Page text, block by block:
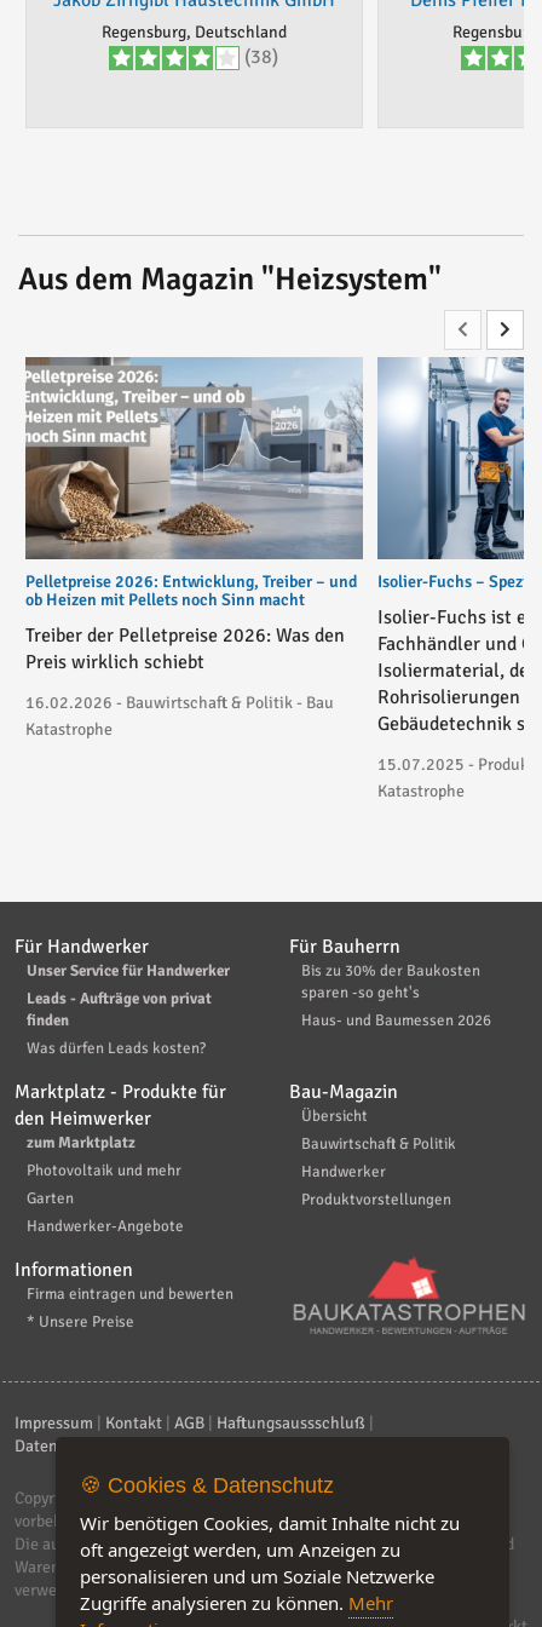
Regensburg, Deutschland
(38)
Aus dem Magazin "Heizsystem"
Pelletpreise 2026: Entwicklung, Treiber – und
ob Heizen mit Pellets noch Sinn macht
Treiber der Pelletpreise 2026: Was den
Preis wirklich schiebt
16.02.2026 - Bauwirtschaft & Politik - Bau
Katastrophe
Isolier-Fuchs –
Isolier-Fuchs ist
Fachhändler und
Isoliermaterial, der
Rohrisolierungen
Gebäudetechnik
15.07.2025 -
Katastrophe
Für Handwerker
Unser Service für Handwerker
Leads - Aufträge von privat
finden
Was dürfen Leads kosten?
Für Bauherrn
Bis zu 30% der Baukosten
sparen -so geht's
Haus- und Baumessen 2026
Marktplatz - Produkte für
den Heimwerker
zum Marktplatz
Photovoltaik und mehr
Garten
Handwerker-Angebote
Bau-Magazin
Übersicht
Bauwirtschaft & Politik
Handwerker
Produktvorstellungen
Informationen
Firma eintragen und bewerten
* Unsere Preise
Impressum Kontakt AGB Haftungsaussschluß
Datenschutzerklärung
Copyright © 2026ebiz-consult GmbH & Co. KG
vorbehalten.
Die auf dieser Seite verwendeten Produktbezeichnungen, Namen und
Warenzeichen sind Eigentum der jeweiligen Firmen. Unser Portal
verwendet Affiliat-Links, für dir wir Geld erhalten.
🍪 Cookies & Datenschutz
Wir benötigen Cookies, damit Inhalte nicht zu
oft angezeigt werden, um Anzeigen zu
personalisieren und um Soziale Netzwerke
Zugriffe analysieren zu können. Mehr